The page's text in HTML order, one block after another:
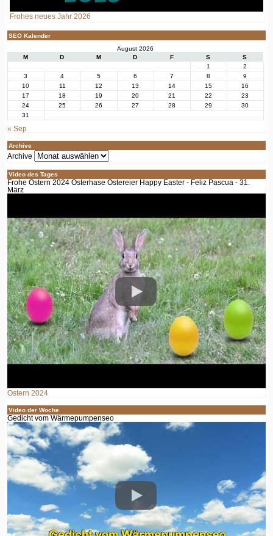
Frohes neues Jahr 2026
SEO Kalender
August 2026
M
D M D F S
S
1
2
3
4 5 6 7 8
9
10
11 12 13 14 15
16
17
18 19 20 21 22
23
24
25 26 27 28 29
30
31
« Sep
Archive
Archive
Video des Tages
Frohe Ostern 2024 Osterhase Ostereier Happy Easter - Feliz Pascua - 31.
März
Ostern 2024
Video der Woche
Gedicht vom Wärmepumpenseo